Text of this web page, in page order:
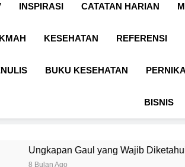
INSPIRASI CATATAN HARIAN
KESEHATAN REFERENSI
BUKU KESEHATAN
BISNIS
Gaul yang Wajib Diketahui untuk